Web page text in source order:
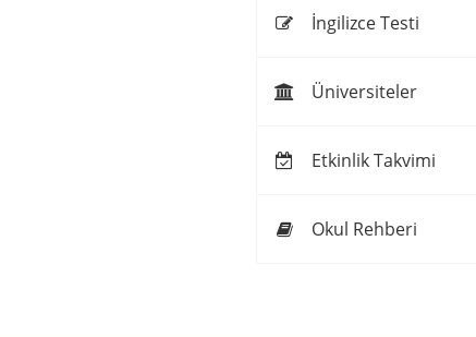
İngilizce Testi
Üniversiteler
Etkinlik Takvimi
Okul Rehberi